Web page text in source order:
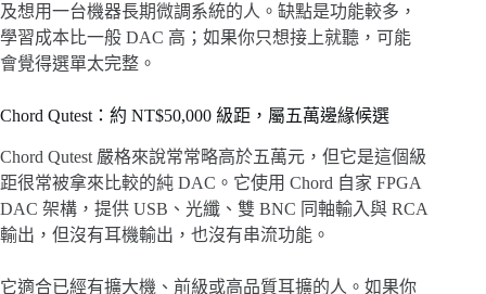
及想用一台機器長期微調系統的人。缺點是功能較多，
學習成本比一般 DAC 高；如果你只想接上就聽，可能
會覺得選單太完整。
Chord Qutest：約 NT$50,000 級距，屬五萬邊緣候選
Chord Qutest 嚴格來說常常略高於五萬元，但它是這個級
距很常被拿來比較的純 DAC。它使用 Chord 自家 FPGA
DAC 架構，提供 USB、光纖、雙 BNC 同軸輸入與 RCA
輸出，但沒有耳機輸出，也沒有串流功能。
它適合已經有擴大機、前級或高品質耳擴的人。如果你